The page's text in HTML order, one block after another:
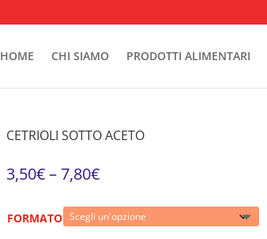
HOME CHI SIAMO PRODOTTI ALIMENTARI
CETRIOLI SOTTO ACETO
3,50€– 7,80€
FORMATO